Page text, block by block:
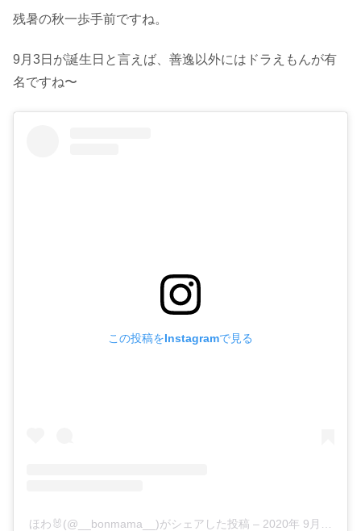
残暑の秋一歩手前ですね。
9月3日が誕生日と言えば、善逸以外にはドラえもんが有
名ですね〜
この投稿をInstagramで見る
ほわ🐰(@__bonmama__)がシェアした投稿 – 2020年 9月月1日